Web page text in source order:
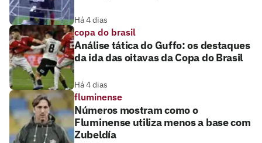
Há 4 dias
copa do brasil
Análise tática do Guffo: os destaques
da ida das oitavas da Copa do Brasil
Há 4 dias
fluminense
Números mostram como o
Fluminense utiliza menos a base com
Zubeldía